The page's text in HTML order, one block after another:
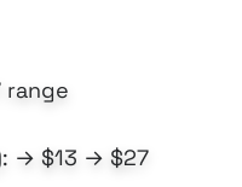
range
→ $13 → $27